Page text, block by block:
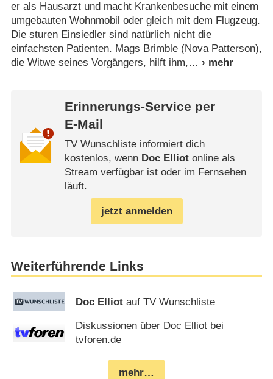
er als Hausarzt und macht Krankenbesuche mit einem
umgebauten Wohnmobil oder gleich mit dem Flugzeug.
Die sturen Einsiedler sind natürlich nicht die
einfachsten Patienten. Mags Brimble (Nova Patterson),
die Witwe seines Vorgängers, hilft ihm,
Erinnerungs-Service per
E-Mail
TV Wunschliste informiert dich
kostenlos, wenn Doc Elliotonline als
Stream verfügbar ist oder im Fernsehen
läuft.
jetzt anmelden
Weiterführende Links
Doc Elliot auf TV Wunschliste
Diskussionen über Doc Elliot bei
tvforen.de
mehr…